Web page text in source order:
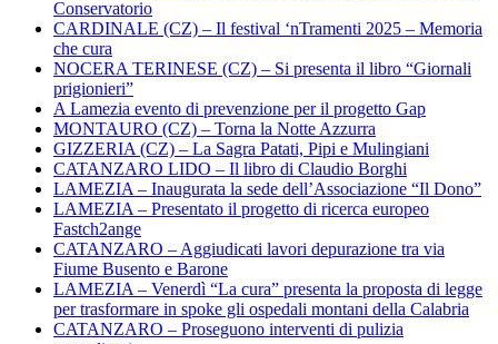
Conservatorio
CARDINALE (CZ) – Il festival ‘nTramenti 2025 – Memoria
che cura
NOCERA TERINESE (CZ) – Si presenta il libro “Giornali
prigionieri”
A Lamezia evento di prevenzione per il progetto Gap
MONTAURO (CZ) – Torna la Notte Azzurra
GIZZERIA (CZ) – La Sagra Patati, Pipi e Mulingiani
CATANZARO LIDO – Il libro di Claudio Borghi
LAMEZIA – Inaugurata la sede dell’Associazione “Il Dono”
LAMEZIA – Presentato il progetto di ricerca europeo
Fastch2ange
CATANZARO – Aggiudicati lavori depurazione tra via
Fiume Busento e Barone
LAMEZIA – Venerdì “La cura” presenta la proposta di legge
per trasformare in spoke gli ospedali montani della Calabria
CATANZARO – Proseguono interventi di pulizia